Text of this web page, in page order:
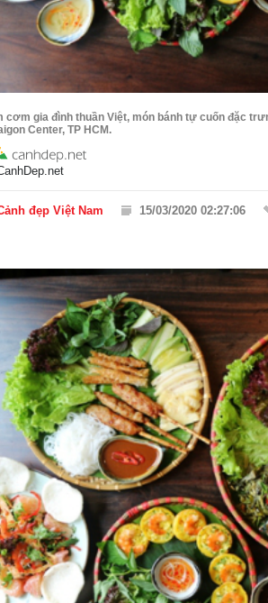
cơm gia đình thuần Việt, món bánh tự cuốn đặc
Center, TP HCM.
đẹp Việt Nam 15/03/2020 02:27:06